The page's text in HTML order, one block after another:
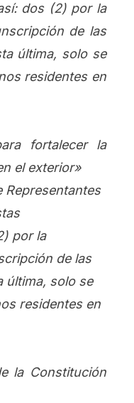
dos (2) por la
de las
última, solo se
residentes en
fortalecer la
el exterior»
Representantes
por la
de las
última, solo se
residentes en
la Constitución